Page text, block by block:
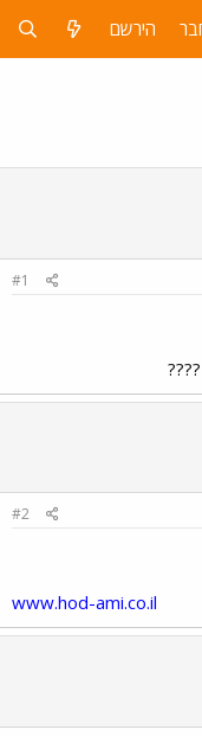
הירשם
#1
#2
www.hod-ami.co.il